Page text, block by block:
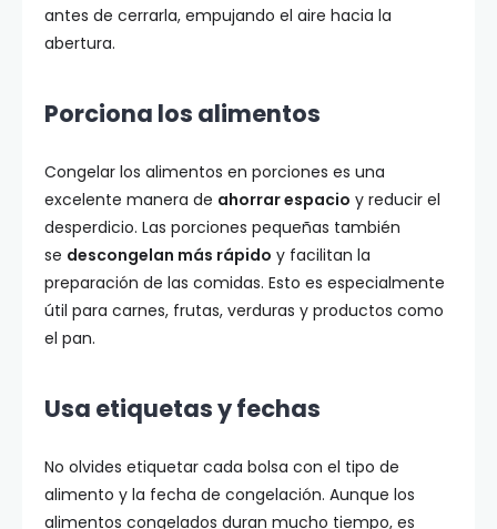
antes de cerrarla, empujando el aire hacia la
abertura.
Porciona los alimentos
Congelar los alimentos en porciones es una
excelente manera de ahorrar espacio y reducir el
desperdicio. Las porciones pequeñas también
se descongelan más rápido y facilitan la
preparación de las comidas. Esto es especialmente
útil para carnes, frutas, verduras y productos como
el pan.
Usa etiquetas y fechas
No olvides etiquetar cada bolsa con el tipo de
alimento y la fecha de congelación. Aunque los
alimentos congelados duran mucho tiempo, es